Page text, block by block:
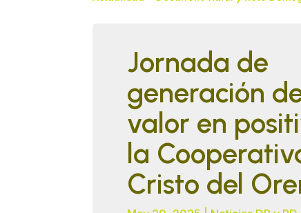
Jornada de
generación
valor en
la
Cristo del